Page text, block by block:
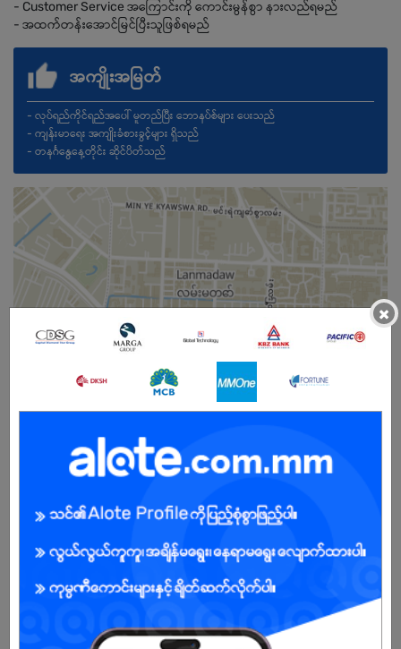
- Customer Service အကြောင်းကို ကောင်းမွန်စွာ နားလည်ရမည်
- အထက်တန်းအောင်မြင်ပြီးသူဖြစ်ရမည်
အကျိုးအမြတ်
- လုပ်ရည်ကိုင်ရည်အပေါ် မူတည်ပြီး ဘောနပ်စ်များ ပေးသည်
- ကျန်းမာရေး အကျိုးခံစားခွင့်များ ရှိသည်
- တနင်္ဂနွေနေ့တိုင်း ဆိုင်ပိတ်သည်
×